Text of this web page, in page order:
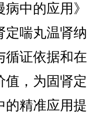
病中的应用
定喘丸温肾
循证依据和
值，为固肾
的精准应用